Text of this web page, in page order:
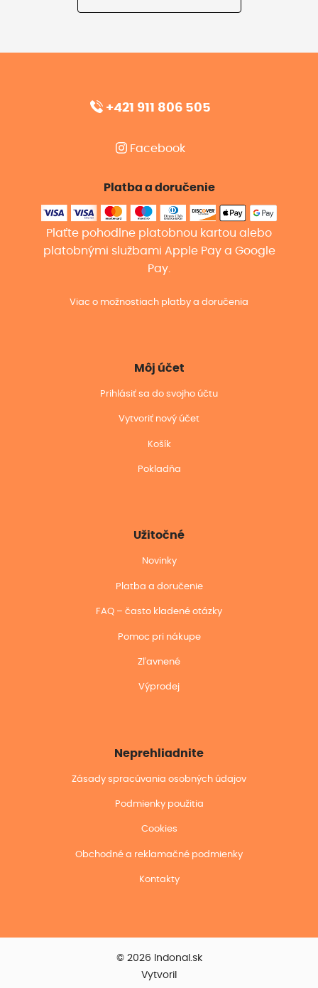
+421 911 806 505
Facebook
Platba a doručenie
Plaťte pohodlne platobnou kartou alebo
platobnými službami Apple Pay a Google
Pay.
Viac o možnostiach platby a doručenia
Môj účet
Prihlásiť sa do svojho účtu
Vytvoriť nový účet
Košík
Pokladňa
Užitočné
Novinky
Platba a doručenie
FAQ – často kladené otázky
Pomoc pri nákupe
Zľavnené
Výprodej
Neprehliadnite
Zásady spracúvania osobných údajov
Podmienky použitia
Cookies
Obchodné a reklamačné podmienky
Kontakty
© 2026 Indonal.sk
Vytvoril